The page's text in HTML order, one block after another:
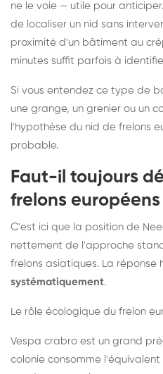
ne le voie — utile pour
de localiser un nid sans
proximité d'un bâtiment au
minutes suffit parfois à
Si vous entendez ce type de
une grange, un grenier ou un
l'hypothèse du nid de frelons
probable.
Faut-il toujours
frelons européens
C'est ici que la position de
nettement de l'approche
frelons asiatiques. La réponse
systématiquement.
Le rôle écologique du frelon
Vespa crabro est un grand
colonie consomme